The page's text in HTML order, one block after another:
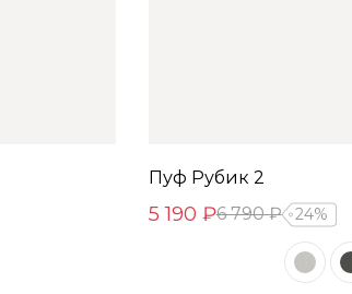
Пуф Рубик 2
5 190 ₽6 790 ₽ 24%